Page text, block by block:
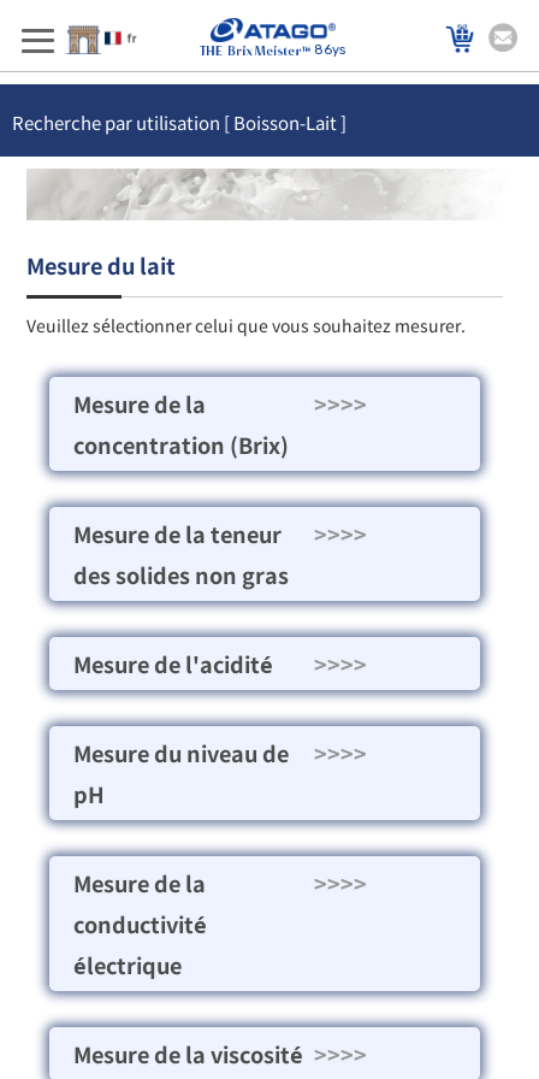
86ys
Recherche par utilisation [ Boisson-Lait ]
Mesure du lait
Veuillez sélectionner celui que vous souhaitez mesurer.
Mesure de la
concentration (Brix)
>>>>
Mesure de la teneur
des solides non gras
>>>>
Mesure de l'acidité >>>>
Mesure du niveau de
pH
>>>>
Mesure de la
conductivité
électrique
>>>>
Mesure de la viscosité >>>>